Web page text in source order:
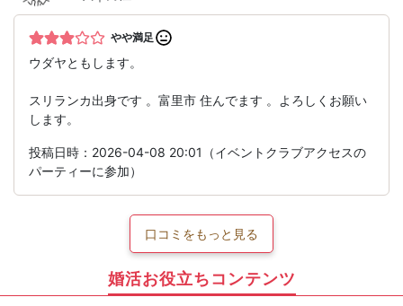
やや満足
ウダヤともします。
スリランカ出身です 。富里市 住んでます 。よろしくお願い
します。
投稿日時：2026-04-08 20:01（イベントクラブアクセスの
パーティーに参加）
口コミをもっと見る
婚活お役立ちコンテンツ